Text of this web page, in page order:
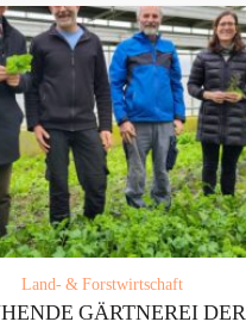
Land- & Forstwirtschaft
GÄRTNEREI DER